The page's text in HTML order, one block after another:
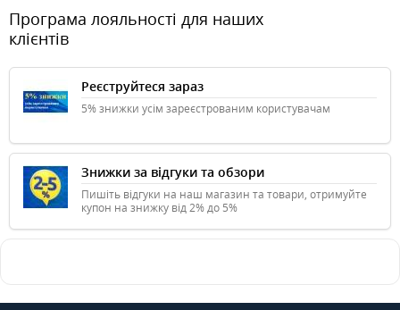
Програма лояльності для наших
клієнтів
Реєструйтеся зараз
5% знижки усім зареєстрованим користувачам
Знижки за відгуки та обзори
Пишіть відгуки на наш магазин та товари, отримуйте
купон на знижку від 2% до 5%